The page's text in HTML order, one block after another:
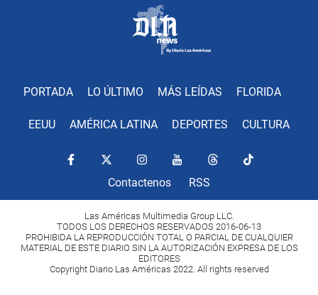
PORTADA LO ÚLTIMO MÁS LEÍDAS FLORIDA
EEUU AMÉRICA LATINA DEPORTES CULTURA
Contactenos RSS
Las Américas Multimedia Group LLC.
TODOS LOS DERECHOS RESERVADOS 2016-06-13
PROHIBIDA LA REPRODUCCIÓN TOTAL O PARCIAL DE CUALQUIER
MATERIAL DE ESTE DIARIO SIN LA AUTORIZACIÓN EXPRESA DE LOS
EDITORES
Copyright Diario Las Américas 2022. All rights reserved